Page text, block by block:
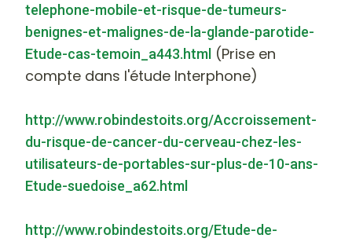
telephone-mobile-et-risque-de-tumeurs-
benignes-et-malignes-de-la-glande-parotide-
Etude-cas-temoin_a443.html (Prise en
compte dans l'étude Interphone)
http://www.robindestoits.org/Accroissement-
du-risque-de-cancer-du-cerveau-chez-les-
utilisateurs-de-portables-sur-plus-de-10-ans-
Etude-suedoise_a62.html
http://www.robindestoits.org/Etude-de-